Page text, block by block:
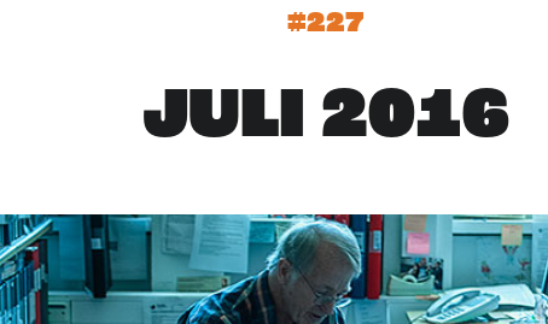
JULI 2016
#227